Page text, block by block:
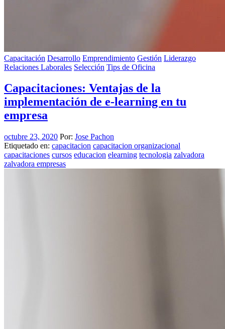
Capacitación Desarrollo Emprendimiento Gestión Liderazgo
Relaciones Laborales Selección Tips de Oficina
Capacitaciones: Ventajas de la
implementación de e-learning en tu
empresa
octubre 23, 2020 Por: Jose Pachon
Etiquetado en: capacitacion capacitacion organizacional
capacitaciones cursos educacion elearning tecnologia zalvadora
zalvadora empresas